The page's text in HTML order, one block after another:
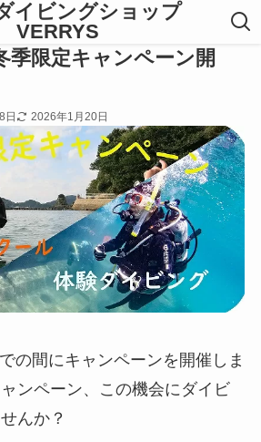
イビングショップ
VERRYS
季限定キャンペーン開
日 2026年1月20日
の間にキャンペーンを開催しま
ンペーン、この機会にダイビ
んか？